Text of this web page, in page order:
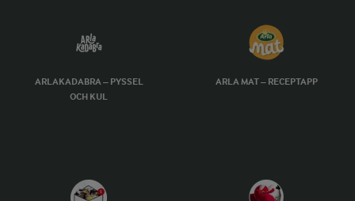
ARLAKADABRA – PYSSEL
OCH KUL
ARLA MAT – RECEPTAPP